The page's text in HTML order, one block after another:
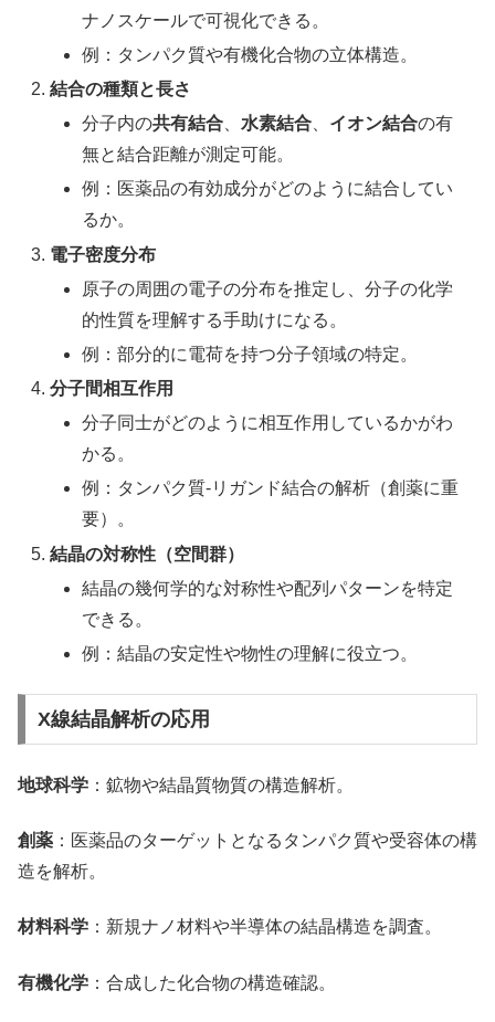
ナノスケールで可視化できる。
例：タンパク質や有機化合物の立体構造。
結合の種類と長さ
分子内の共有結合 水素結合 イオン結合の有
無と結合距離が測定可能。
例：医薬品の有効成分がどのように結合してい
るか。
電子密度分布
原子の周囲の電子の分布を推定し、分子の化学
的性質を理解する手助けになる。
例：部分的に電荷を持つ分子領域の特定。
分子間相互作用
分子同士がどのように相互作用しているかがわ
かる。
例：タンパク質-リガンド結合の解析（創薬に重
要）。
結晶の対称性（空間群）
結晶の幾何学的な対称性や配列パターンを特定
できる。
例：結晶の安定性や物性の理解に役立つ。
X線結晶解析の応用
地球科学 ：鉱物や結晶質物質の構造解析。
創薬 ：医薬品のターゲットとなるタンパク質や受容体の構
造を解析。
材料科学 ：新規ナノ材料や半導体の結晶構造を調査。
有機化学 ：合成した化合物の構造確認。